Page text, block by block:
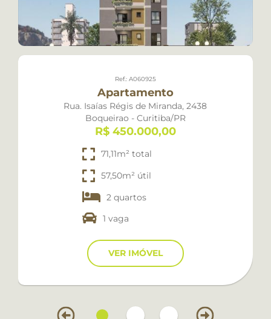
Ref.: A060925
Apartamento
Rua. Isaías Régis de Miranda, 2438
Boqueirao - Curitiba/PR
R$ 450.000,00
71,11m² total
57,50m² útil
2 quartos
1 vaga
VER IMÓVEL